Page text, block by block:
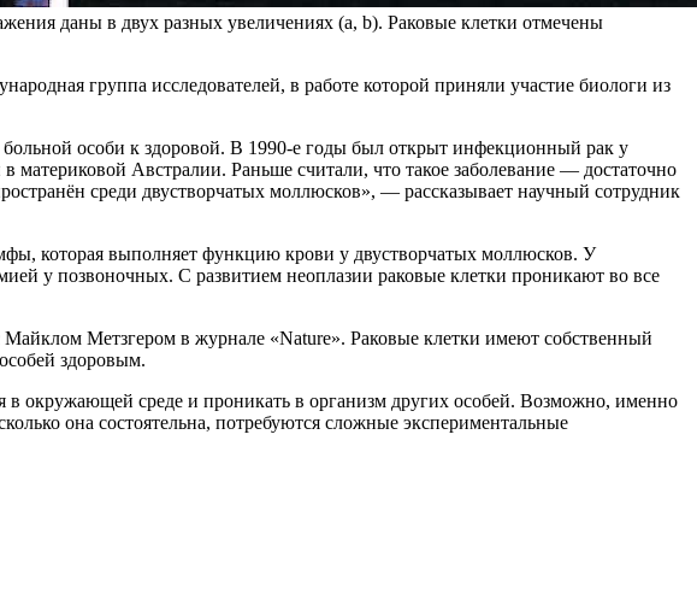
даны в двух разных увеличениях (а, b). Раковые клетки отмечены
группа исследователей, в работе которой приняли участие биологи из
особи к здоровой. В 1990-е годы был открыт инфекционный рак у
Австралии. Раньше считали, что такое заболевание — достаточно
среди двустворчатых моллюсков», — рассказывает научный сотрудник
которая выполняет функцию крови у двустворчатых моллюсков. У
у позвоночных. С развитием неоплазии раковые клетки проникают во все
Метзгером в журнале «Nature». Раковые клетки имеют собственный
здоровым.
в окружающей среде и проникать в организм других особей. Возможно, именно
она состоятельна, потребуются сложные экспериментальные